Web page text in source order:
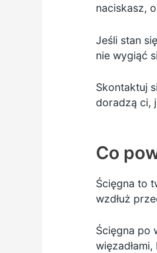
naciskasz,
Jeśli stan
nie wygiąć
Skontaktuj
doradzą ci,
Co
Ścięgna to
wzdłuż
Ścięgna po